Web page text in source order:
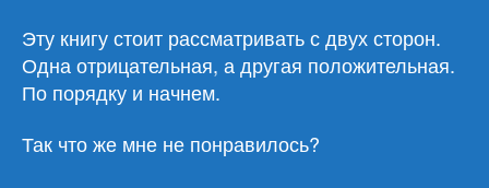
Евгения
Пастернак
хорошее»
Эту книгу стоит рассматривать с двух сторон.
Одна отрицательная, а другая положительная.
По порядку и начнем.
Так что же мне не понравилось?